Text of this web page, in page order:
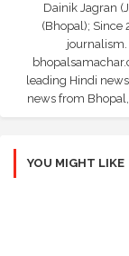
Dainik Jagran
(Bhopal); Since
leading Hindi
news from
YOU MIGHT LIKE